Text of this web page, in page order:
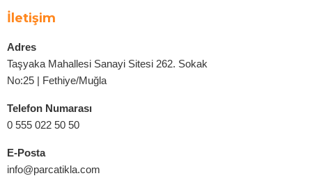
İletişim
Adres
Taşyaka Mahallesi Sanayi Sitesi 262. Sokak
No:25 | Fethiye/Muğla
Telefon Numarası
0 555 022 50 50
E-Posta
info@parcatikla.com